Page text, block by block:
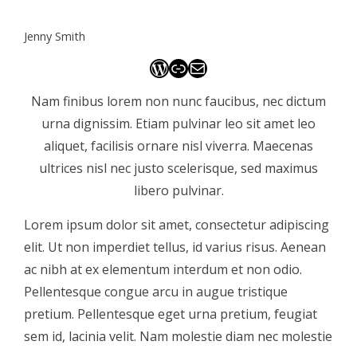
Jenny Smith
WordPress Enlace Correo electrónico
Nam finibus lorem non nunc faucibus, nec dictum
urna dignissim. Etiam pulvinar leo sit amet leo
aliquet, facilisis ornare nisl viverra. Maecenas
ultrices nisl nec justo scelerisque, sed maximus
libero pulvinar.
Lorem ipsum dolor sit amet, consectetur adipiscing
elit. Ut non imperdiet tellus, id varius risus. Aenean
ac nibh at ex elementum interdum et non odio.
Pellentesque congue arcu in augue tristique
pretium. Pellentesque eget urna pretium, feugiat
sem id, lacinia velit. Nam molestie diam nec molestie